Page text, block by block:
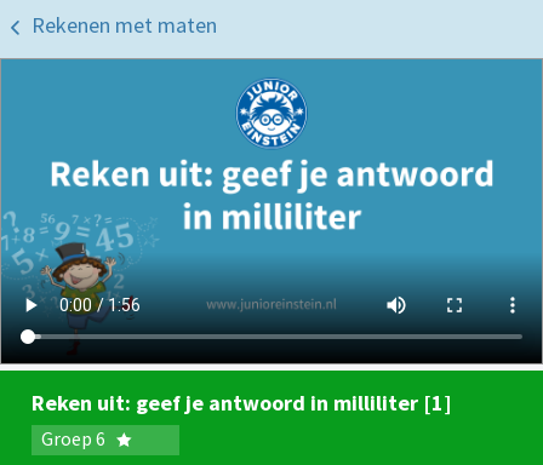
Rekenen met maten
Reken uit: geef je antwoord in milliliter [1]
Groep 6